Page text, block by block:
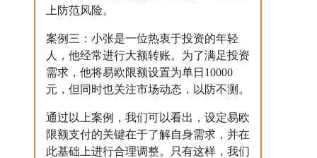
上防范风险。
案例三：小张是一位热衷于投资的年轻
人，他经常进行大额转账。为了满足投资
需求，他将易欧限额设置为单日10000
元，但同时也关注市场动态，以防不测。
通过以上案例，我们可以看出，设定易欧
限额支付的关键在于了解自身需求，并在
此基础上进行合理调整。只有这样，我们